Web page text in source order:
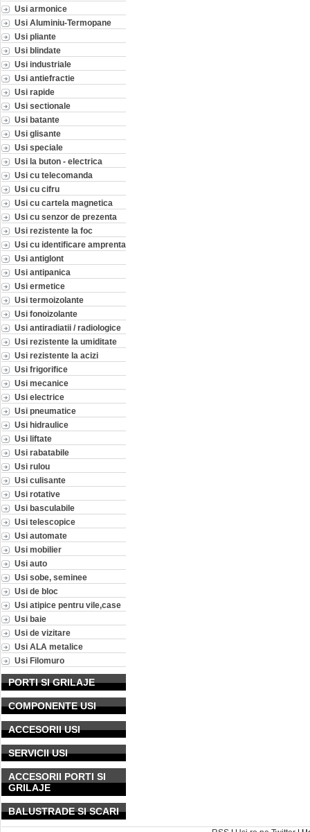
Usi armonice
Usi Aluminiu-Termopane
Usi pliante
Usi blindate
Usi industriale
Usi antiefractie
Usi rapide
Usi sectionale
Usi batante
Usi glisante
Usi speciale
Usi la buton - electrica
Usi cu telecomanda
Usi cu cifru
Usi cu cartela magnetica
Usi cu senzor de prezenta
Usi rezistente la foc
Usi cu identificare amprenta
Usi antiglont
Usi antipanica
Usi ermetice
Usi termoizolante
Usi fonoizolante
Usi antiradiatii / radiologice
Usi rezistente la umiditate
Usi rezistente la acizi
Usi frigorifice
Usi mecanice
Usi electrice
Usi pneumatice
Usi hidraulice
Usi liftate
Usi rabatabile
Usi rulou
Usi culisante
Usi rotative
Usi basculabile
Usi telescopice
Usi automate
Usi mobilier
Usi auto
Usi sobe, seminee
Usi de bloc
Usi atipice pentru vile,case
Usi baie
Usi de vizitare
Usi ALA metalice
Usi Filomuro
PORTI SI GRILAJE
COMPONENTE USI
ACCESORII USI
SERVICII USI
ACCESORII PORTI SI
GRILAJE
BALUSTRADE SI SCARI